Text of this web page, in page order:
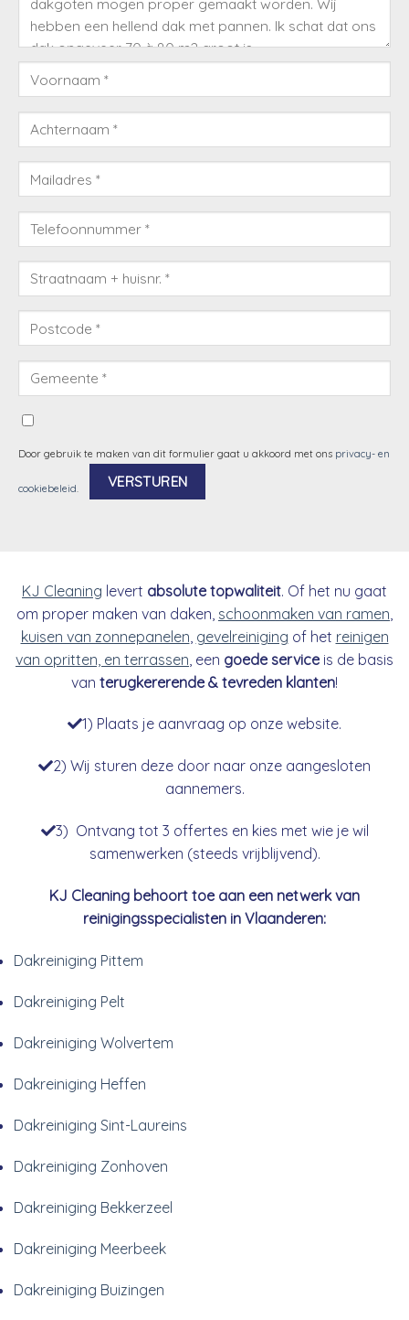
Door gebruik te maken van dit formulier gaat u akkoord met ons privacy- en
cookiebeleid.
KJ Cleaning levert absolute topwaliteit. Of het nu gaat
om proper maken van daken, schoonmaken van ramen
kuisen van zonnepanelen gevelreiniging of het reinigen
van opritten, en terrassen , een goede serviceis de basis
van terugkererende & tevreden klanten!
1) Plaats je aanvraag op onze website.
2) Wij sturen deze door naar onze aangesloten
aannemers.
3) Ontvang tot 3 offertes en kies met wie je wil
samenwerken (steeds vrijblijvend).
KJ Cleaning behoort toe aan een netwerk van
reinigingsspecialisten in Vlaanderen:
Dakreiniging Pittem
Dakreiniging Pelt
Dakreiniging Wolvertem
Dakreiniging Heffen
Dakreiniging Sint-Laureins
Dakreiniging Zonhoven
Dakreiniging Bekkerzeel
Dakreiniging Meerbeek
Dakreiniging Buizingen